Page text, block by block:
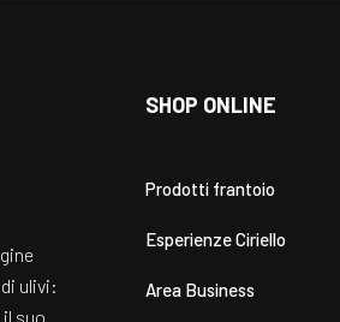
ulivi:
suo
SHOP ONLINE
Prodotti frantoio
Esperienze Ciriello
Area Business